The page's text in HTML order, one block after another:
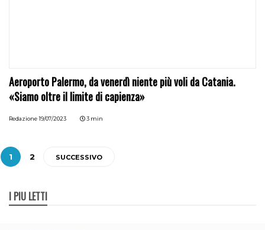
Aeroporto Palermo, da venerdì niente più voli da Catania.
«Siamo oltre il limite di capienza»
Redazione 19/07/2023 3 min
1 2 SUCCESSIVO
I PIÙ LETTI